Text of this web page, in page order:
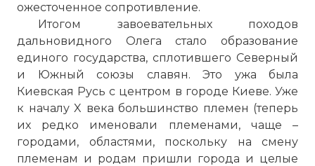
ожесточенное сопротивление.
Итогом завоевательных походов
дальновидного Олега стало образование
единого государства, сплотившего Северный
и Южный союзы славян. Это ужа была
Киевская Русь с центром в городе Киеве. Уже
к началу X века большинство племен (теперь
их редко именовали племенами, чаще –
городами, областями, поскольку на смену
племенам и родам пришли города и целые